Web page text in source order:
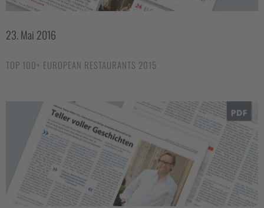
23. Mai 2016
TOP 100+ EUROPEAN RESTAURANTS 2015